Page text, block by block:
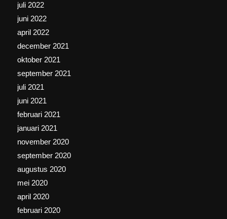
juli 2022
juni 2022
april 2022
december 2021
oktober 2021
september 2021
juli 2021
juni 2021
februari 2021
januari 2021
november 2020
september 2020
augustus 2020
mei 2020
april 2020
februari 2020